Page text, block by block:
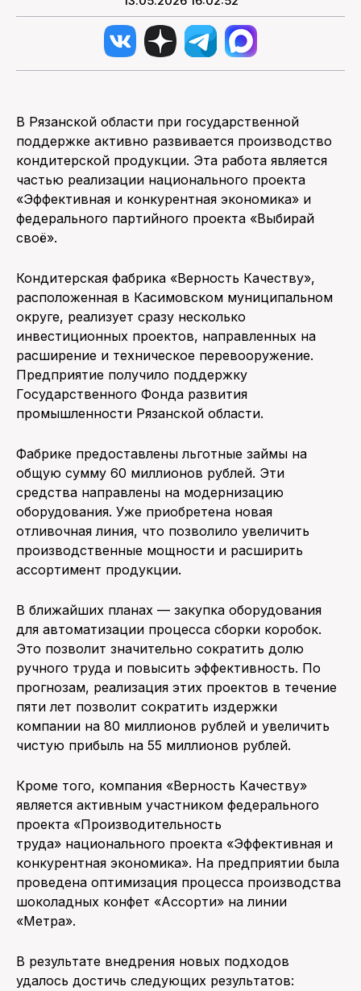
В Рязанской области при государственной
поддержке активно развивается производство
кондитерской продукции. Эта работа является
частью реализации национального проекта
«Эффективная и конкурентная экономика» и
федерального партийного проекта «Выбирай
своё».
Кондитерская фабрика «Верность Качеству»,
расположенная в Касимовском муниципальном
округе, реализует сразу несколько
инвестиционных проектов, направленных на
расширение и техническое перевооружение.
Предприятие получило поддержку
Государственного Фонда развития
промышленности Рязанской области.
Фабрике предоставлены льготные займы на
общую сумму 60 миллионов рублей. Эти
средства направлены на модернизацию
оборудования. Уже приобретена новая
отливочная линия, что позволило увеличить
производственные мощности и расширить
ассортимент продукции.
В ближайших планах — закупка оборудования
для автоматизации процесса сборки коробок.
Это позволит значительно сократить долю
ручного труда и повысить эффективность. По
прогнозам, реализация этих проектов в течение
пяти лет позволит сократить издержки
компании на 80 миллионов рублей и увеличить
чистую прибыль на 55 миллионов рублей.
Кроме того, компания «Верность Качеству»
является активным участником федерального
проекта «Производительность
труда» национального проекта «Эффективная и
конкурентная экономика». На предприятии была
проведена оптимизация процесса производства
шоколадных конфет «Ассорти» на линии
«Метра».
В результате внедрения новых подходов
удалось достичь следующих результатов: